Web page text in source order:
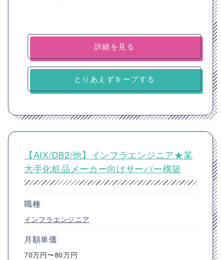
詳細を見る
とりあえずキープする
【AIX/DB2/他】インフラエンジニア★某
大手化粧品メーカー向けサーバー構築
職種
インフラエンジニア
月額単価
70万円〜80万円